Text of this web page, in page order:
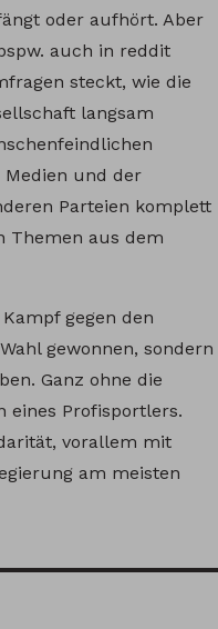
oder aufhört. Aber
auch in reddit
steckt, wie die
langsam
Medien und der
Parteien komplett
Themen aus dem
gegen den
gewonnen, sondern
Ganz ohne die
eines Profisportlers.
vorallem mit
am meisten